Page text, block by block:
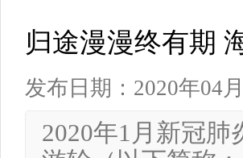
归途漫漫终有期
发布日期：2020年04
2020年1月新冠